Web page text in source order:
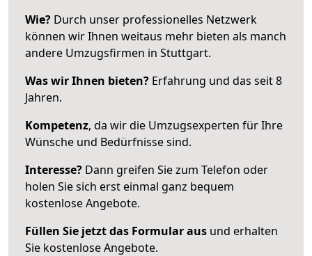
Wie? Durch unser professionelles Netzwerk
können wir Ihnen weitaus mehr bieten als manch
andere Umzugsfirmen in Stuttgart.
Was wir Ihnen bieten? Erfahrung und das seit 8
Jahren.
Kompetenz, da wir die Umzugsexperten für Ihre
Wünsche und Bedürfnisse sind.
Interesse? Dann greifen Sie zum Telefon oder
holen Sie sich erst einmal ganz bequem
kostenlose Angebote.
Füllen Sie jetzt das Formular aus und erhalten
Sie kostenlose Angebote.